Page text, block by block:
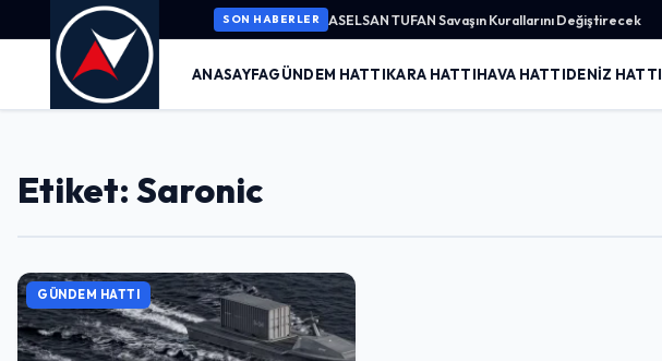
SON HABERLER ASELSAN TUFAN Savaşın Kurallarını Değiştirecek
ANASAYFAGÜNDEM HATTIKARA HATTIHAVA HATTIDENIZ HATTI
Etiket: Saronic
GÜNDEM HATTI